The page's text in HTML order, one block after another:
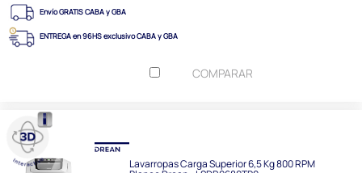
Envío GRATIS CABA y GBA
ENTREGA en 96HS exclusivo CABA y GBA
COMPARAR
Lavarropas Carga Superior 6,5 Kg 800 RPM